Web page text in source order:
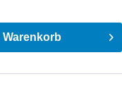
Warenkorb